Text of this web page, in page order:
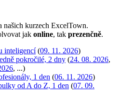
našich kurzech ExcelTown.
jak online, tak prezenčně.
inteligencí(09. 11. 2026)
pokročilé, 2 dny (24. 08. 2026,
, ...)
1 den (06. 11. 2026)
od A do Z, 1 den (07. 09.